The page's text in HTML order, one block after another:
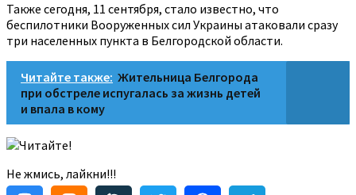
Также сегодня, 11 сентября, стало известно, что
беспилотники Вооруженных сил Украины атаковали сразу
три населенных пункта в Белгородской области.
Читайте также: Жительница Белгорода
при обстреле испугалась за жизнь детей
и впала в кому
Читайте!
Не жмись, лайкни!!!